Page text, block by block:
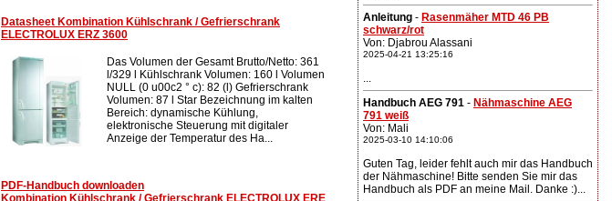
Datasheet Kombination Kühlschrank / Gefrierschrank
ELECTROLUX ERZ 3600
Das Volumen der Gesamt Brutto/Netto: 361
l/329 l Kühlschrank Volumen: 160 l Volumen
NULL (0 u00c2 ° c): 82 (l) Gefrierschrank
Volumen: 87 l Star Bezeichnung im kalten
Bereich: dynamische Kühlung,
elektronische Steuerung mit digitaler
Anzeige der Temperatur des Ha...
PDF-Handbuch downloaden
Kombination Kühlschrank / Gefrierschrank ELECTROLUX ERE
Anleitung - Rasenmäher MTD 46 PB
schwarz/rot
Von: Djabrou Alassani
2025-04-21 13:25:16
...
Handbuch AEG 791 - Nähmaschine AEG
791 weiß
Von: Mali
2025-03-10 14:10:06
Guten Tag, leider fehlt auch mir das Handbuch
der Nähmaschine! Bitte senden Sie mir das
Handbuch als PDF an meine Mail. Danke :)...